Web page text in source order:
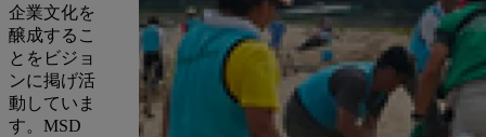
企業文化を
醸成するこ
とをビジョ
ンに掲げ活
動していま
す。MSD